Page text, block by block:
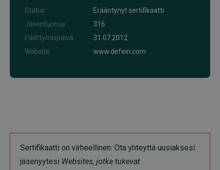
Status
Erääntynyt sertifikaatti
Jäsentunnus
316
Päättymispäivä
31.07.2012
Website
www.defein.com
Sertifikaatti on virheellinen. Ota yhteyttä uusiaksesi
jäsenyytesi Websites, jotka tukevat